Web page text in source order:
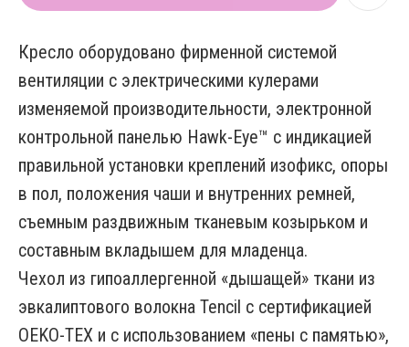
Кресло оборудовано фирменной системой
вентиляции с электрическими кулерами
изменяемой производительности, электронной
контрольной панелью Hawk-Eye™ с индикацией
правильной установки креплений изофикс, опоры
в пол, положения чаши и внутренних ремней,
съемным раздвижным тканевым козырьком и
составным вкладышем для младенца.
Чехол из гипоаллергенной «дышащей» ткани из
эвкалиптового волокна Tencil с сертификацией
OEKO-TEX и с использованием «пены с памятью»,